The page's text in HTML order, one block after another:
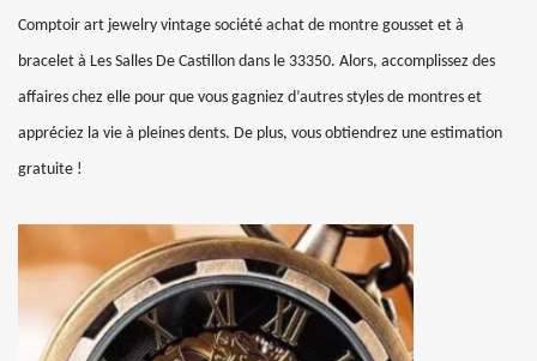
Comptoir art jewelry vintage société achat de montre gousset et à
bracelet à Les Salles De Castillon dans le 33350. Alors, accomplissez des
affaires chez elle pour que vous gagniez d’autres styles de montres et
appréciez la vie à pleines dents. De plus, vous obtiendrez une estimation
gratuite !